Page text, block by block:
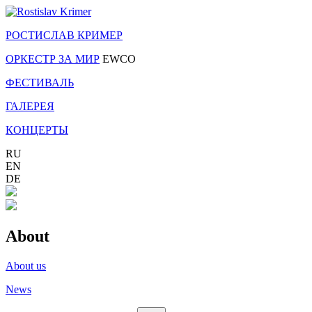
РОСТИСЛАВ КРИМЕР
ОРКЕСТР ЗА МИР EWCO
ФЕСТИВАЛЬ
ГАЛЕРЕЯ
КОНЦЕРТЫ
RU
EN
DE
About
About us
News